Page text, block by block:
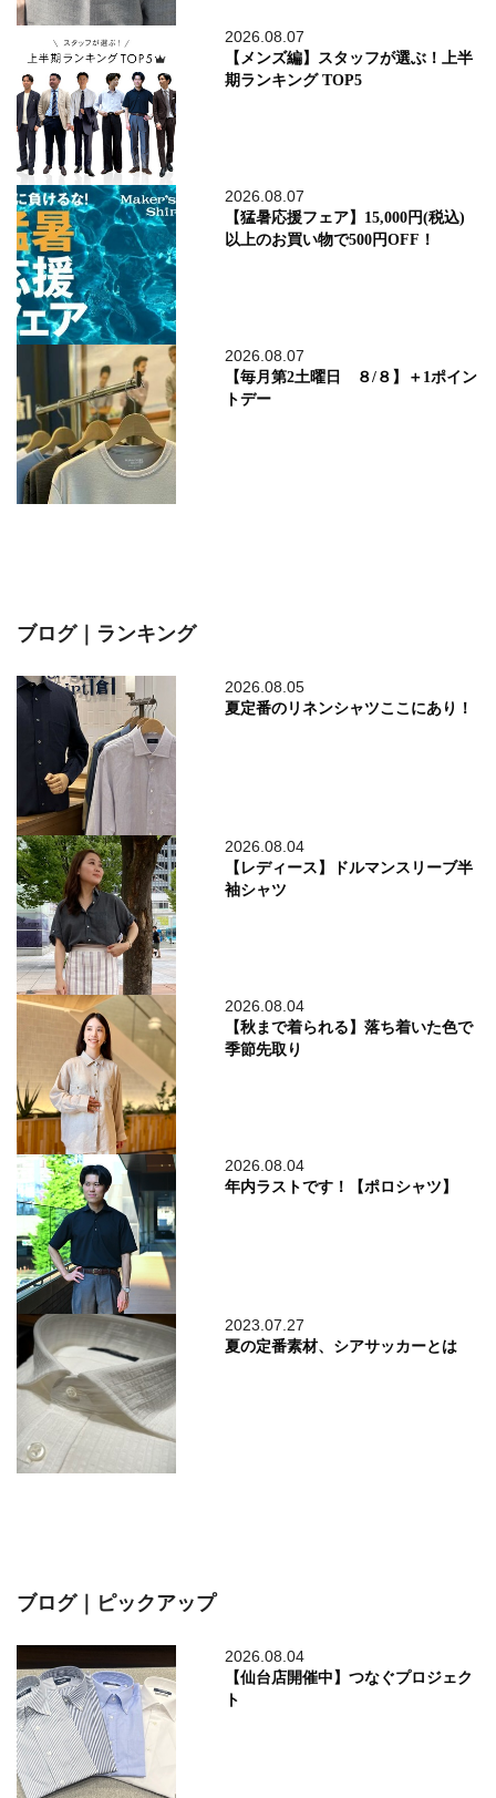
2026.08.07
【メンズ編】スタッフが選ぶ！上半
期ランキング TOP5
2026.08.07
【猛暑応援フェア】15,000円(税込)
以上のお買い物で500円OFF！
2026.08.07
【毎月第2土曜日 ８/８】＋1ポイン
トデー
ブログ｜ランキング
2026.08.05
夏定番のリネンシャツここにあり！
2026.08.04
【レディース】ドルマンスリーブ半
袖シャツ
2026.08.04
【秋まで着られる】落ち着いた色で
季節先取り
2026.08.04
年内ラストです！【ポロシャツ】
2023.07.27
夏の定番素材、シアサッカーとは
ブログ｜ピックアップ
2026.08.04
【仙台店開催中】つなぐプロジェク
ト